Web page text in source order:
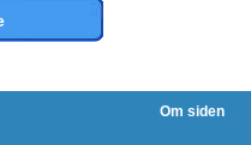
Om siden